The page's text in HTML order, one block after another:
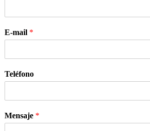
E-mail *
Teléfono
Mensaje *